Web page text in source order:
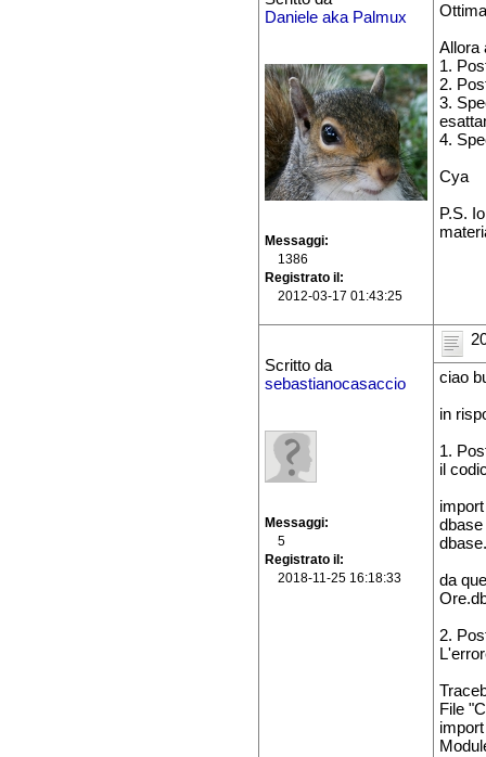
Daniele aka Palmux
Messaggi
1386
Registrato il
2012-03-17 01:43:25
Allora
1.
2.
3.
4.
Cya
P.S.
Scritto da
sebastianocasaccio
Messaggi
5
Registrato il
2018-11-25 16:18:33
ciao
in
1.
il
da
2.
File